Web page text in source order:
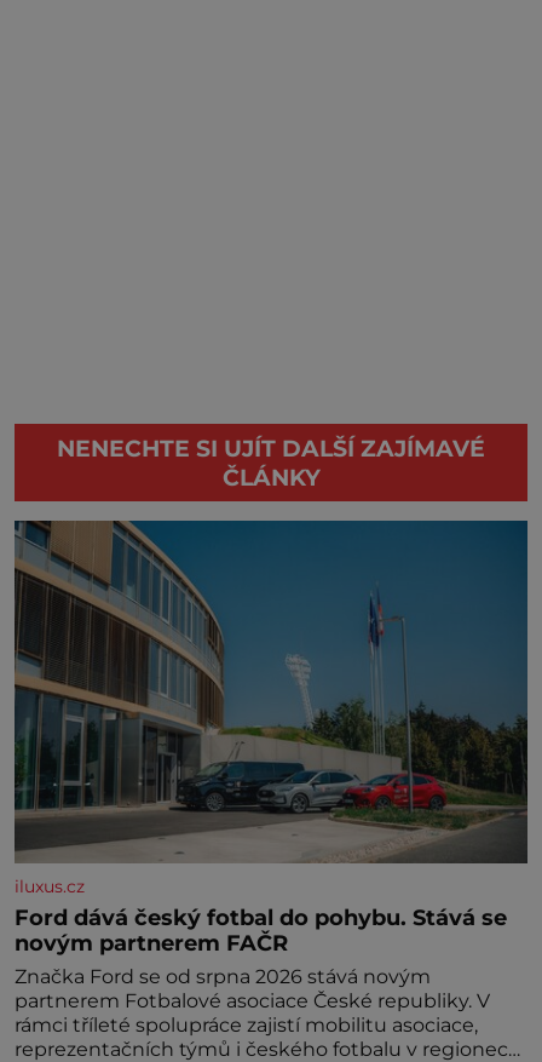
NENECHTE SI UJÍT DALŠÍ ZAJÍMAVÉ
ČLÁNKY
iluxus.cz
Ford dává český fotbal do pohybu. Stává se
novým partnerem FAČR
Značka Ford se od srpna 2026 stává novým
partnerem Fotbalové asociace České republiky. V
rámci tříleté spolupráce zajistí mobilitu asociace,
reprezentačních týmů i českého fotbalu v regionech.